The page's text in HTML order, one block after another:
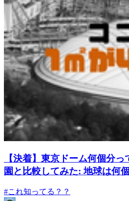
【決着】東京ドーム何個分
園と比較してみた: 地球は何
#これ知ってる？？